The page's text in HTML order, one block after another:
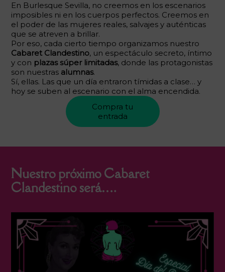
En Burlesque Sevilla, no creemos en los escenarios
imposibles ni en los cuerpos perfectos. Creemos en
el poder de las mujeres reales, salvajes y auténticas
que se atreven a brillar.
Por eso, cada cierto tiempo organizamos nuestro
Cabaret Clandestino, un espectáculo secreto, íntimo
y con plazas súper limitadas, donde las protagonistas
son nuestras alumnas.
Sí, ellas. Las que un día entraron tímidas a clase… y
hoy se suben al escenario con el alma encendida.
Compra tu
entrada
Nuestro próximo Cabaret
Clandestino será….